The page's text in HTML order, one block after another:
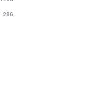
286